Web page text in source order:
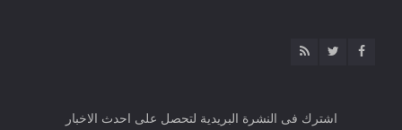
اشترك فى النشرة البريدية لتحصل على احدث الاخبار